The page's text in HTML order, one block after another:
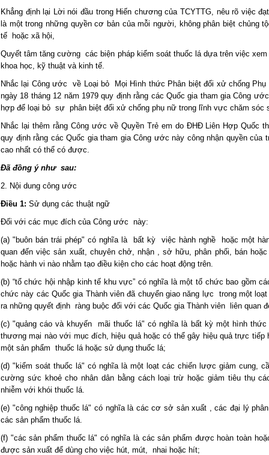
Khẳng định lại Lời nói đầu trong Hiến chương của TCYTTG, nêu rõ việc
là một trong những quyền cơ bản của mỗi người, không phân biệt chủng
tế hoặc xã hội,
Quyết tâm tăng cường các biện pháp kiểm soát thuốc lá dựa trên việc
khoa học, kỹ thuật và kinh tế.
Nhắc lại Công ước về Loại bỏ Mọi Hình thức Phân biệt đối xử chống
ngày 18 tháng 12 năm 1979 quy định rằng các Quốc gia tham gia Công
hợp để loại bỏ sự phân biệt đối xử chống phụ nữ trong lĩnh vực chăm sóc
Nhắc lại thêm rằng Công ước về Quyền Trẻ em do ĐHĐ Liên Hợp Quốc
quy định rằng các Quốc gia tham gia Công ước này công nhận quyền
cao nhất có thể có được.
Đã đồng ý như sau:
2. Nội dung công ước
Điều 1: Sử dụng các thuật ngữ
Đối với các mục đích của Công ước này:
(a) "buôn bán trái phép" có nghĩa là bất kỳ việc hành nghề hoặc một
quan đến việc sản xuất, chuyên chở, nhận , sở hữu, phân phối, bán
hoặc hành vi nào nhằm tạo điều kiện cho các hoạt động trên.
(b) “tổ chức hội nhập kinh tế khu vực” có nghĩa là một tổ chức bao gồm
chức này các Quốc gia Thành viên đã chuyển giao năng lực trong một
ra những quyết định ràng buộc đối với các Quốc gia Thành viên liên quan
(c) "quảng cáo và khuyến mãi thuốc lá" có nghĩa là bất kỳ một hình thức
thương mại nào với mục đích, hiệu quả hoặc có thể gây hiệu quả trực
một sản phẩm thuốc lá hoặc sử dụng thuốc lá;
(d) "kiểm soát thuốc lá" có nghĩa là một loạt các chiến lược giảm cung,
cường sức khoẻ cho nhân dân bằng cách loại trừ hoặc giảm tiêu thụ
nhiễm với khói thuốc lá.
(e) "công nghiệp thuốc lá" có nghĩa là các cơ sở sản xuất , các đại lý
các sản phẩm thuốc lá.
(f) "các sản phẩm thuốc lá" có nghĩa là các sản phẩm được hoàn toàn
được sản xuất để dùng cho việc hút, mút, nhai hoặc hít;